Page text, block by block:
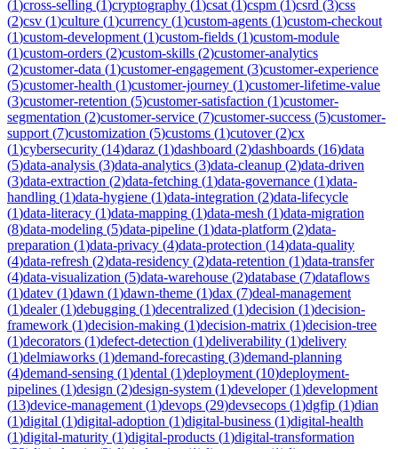
(1)cross-selling (1)cryptography (1)csat (1)cspm (1)csrd (3)css
(2)csv (1)culture (1)currency (1)custom-agents (1)custom-checkout
(1)custom-development (1)custom-fields (1)custom-module
(1)custom-orders (2)custom-skills (2)customer-analytics
(2)customer-data (1)customer-engagement (3)customer-experience
(5)customer-health (1)customer-journey (1)customer-lifetime-value
(3)customer-retention (5)customer-satisfaction (1)customer-
segmentation (2)customer-service (7)customer-success (5)customer-
support (7)customization (5)customs (1)cutover(2)cx
(1)cybersecurity (14)daraz (1)dashboard (2)dashboards (16)data
(5)data-analysis (3)data-analytics (3)data-cleanup (2)data-driven
(3)data-extraction (2)data-fetching (1)data-governance (1)data-
handling (1)data-hygiene (1)data-integration (2)data-lifecycle
(1)data-literacy (1)data-mapping (1)data-mesh (1)data-migration
(8)data-modeling (5)data-pipeline (1)data-platform (2)data-
preparation (1)data-privacy (4)data-protection (14)data-quality
(4)data-refresh (2)data-residency (2)data-retention (1)data-transfer
(4)data-visualization (5)data-warehouse (2)database (7)dataflows
(1)datev (1)dawn (1)dawn-theme (1)dax (7)deal-management
(1)dealer(1)debugging (1)decentralized (1)decision (1)decision-
framework (1)decision-making (1)decision-matrix (1)decision-tree
(1)decorators (1)defect-detection (1)deliverability (1)delivery
(1)delmiaworks (1)demand-forecasting (3)demand-planning
(4)demand-sensing (1)dental (1)deployment (10)deployment-
pipelines (1)design (2)design-system (1)developer(1)development
(13)device-management (1)devops (29)devsecops (1)dgfip (1)dian
(1)digital (1)digital-adoption (1)digital-business (1)digital-health
(1)digital-maturity (1)digital-products (1)digital-transformation